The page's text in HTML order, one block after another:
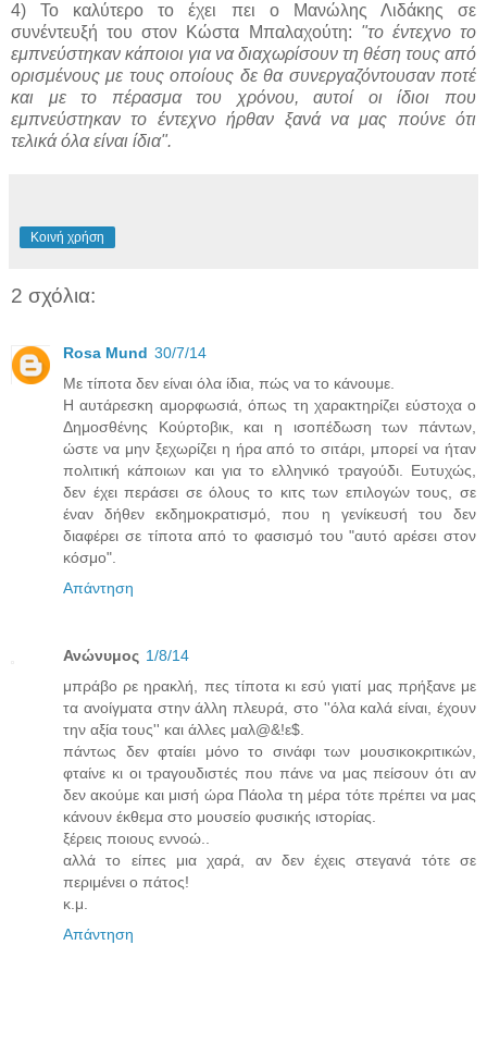
4) Το καλύτερο το έχει πει ο Μανώλης Λιδάκης σε
συνέντευξή του στον Κώστα Μπαλαχούτη: "το έντεχνο το
εμπνεύστηκαν κάποιοι για να διαχωρίσουν τη θέση τους από
ορισμένους με τους οποίους δε θα συνεργαζόντουσαν ποτέ
και με το πέρασμα του χρόνου, αυτοί οι ίδιοι που
εμπνεύστηκαν το έντεχνο ήρθαν ξανά να μας πούνε ότι
τελικά όλα είναι ίδια".
Κοινή χρήση
2 σχόλια:
Rosa Mund 30/7/14
Με τίποτα δεν είναι όλα ίδια, πώς να το κάνουμε.
Η αυτάρεσκη αμορφωσιά, όπως τη χαρακτηρίζει εύστοχα ο
Δημοσθένης Κούρτοβικ, και η ισοπέδωση των πάντων,
ώστε να μην ξεχωρίζει η ήρα από το σιτάρι, μπορεί να ήταν
πολιτική κάποιων και για το ελληνικό τραγούδι. Ευτυχώς,
δεν έχει περάσει σε όλους το κιτς των επιλογών τους, σε
έναν δήθεν εκδημοκρατισμό, που η γενίκευσή του δεν
διαφέρει σε τίποτα από το φασισμό του "αυτό αρέσει στον
κόσμο".
Απάντηση
Ανώνυμος 1/8/14
μπράβο ρε ηρακλή, πες τίποτα κι εσύ γιατί μας πρήξανε με
τα ανοίγματα στην άλλη πλευρά, στο ''όλα καλά είναι, έχουν
την αξία τους'' και άλλες μαλ@&!ε$.
πάντως δεν φταίει μόνο το σινάφι των μουσικοκριτικών,
φταίνε κι οι τραγουδιστές που πάνε να μας πείσουν ότι αν
δεν ακούμε και μισή ώρα Πάολα τη μέρα τότε πρέπει να μας
κάνουν έκθεμα στο μουσείο φυσικής ιστορίας.
ξέρεις ποιους εννοώ..
αλλά το είπες μια χαρά, αν δεν έχεις στεγανά τότε σε
περιμένει ο πάτος!
κ.μ.
Απάντηση